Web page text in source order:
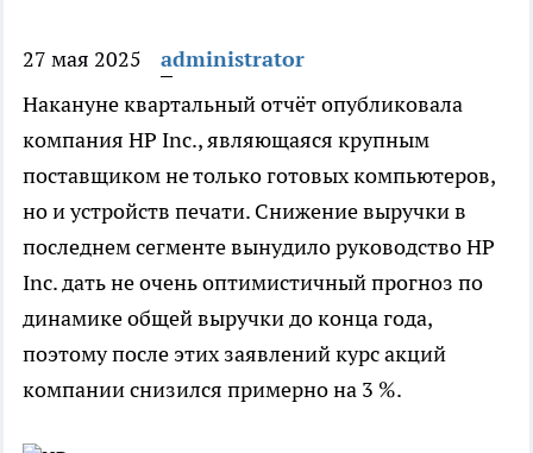
27 мая 2025
administrator
Накануне квартальный отчёт опубликовала
компания HP Inc., являющаяся крупным
поставщиком не только готовых компьютеров,
но и устройств печати. Снижение выручки в
последнем сегменте вынудило руководство HP
Inc. дать не очень оптимистичный прогноз по
динамике общей выручки до конца года,
поэтому после этих заявлений курс акций
компании снизился примерно на 3 %.